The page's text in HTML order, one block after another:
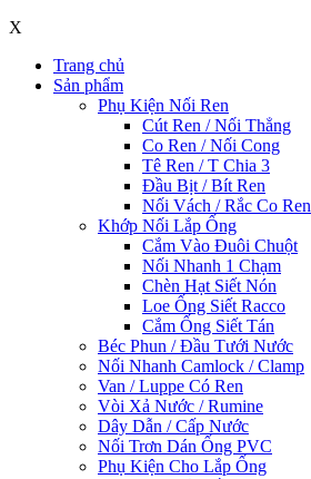
X
Trang chủ
Sản phẩm
Phụ Kiện Nối Ren
Cút Ren / Nối Thẳng
Co Ren / Nối Cong
Tê Ren / T Chia 3
Đầu Bịt / Bít Ren
Nối Vách / Rắc Co Ren
Khớp Nối Lắp Ống
Cắm Vào Đuôi Chuột
Nối Nhanh 1 Chạm
Chèn Hạt Siết Nón
Loe Ống Siết Racco
Cắm Ống Siết Tán
Béc Phun / Đầu Tưới Nước
Nối Nhanh Camlock / Clamp
Van / Luppe Có Ren
Vòi Xả Nước / Rumine
Dây Dẫn / Cấp Nước
Nối Trơn Dán Ống PVC
Phụ Kiện Cho Lắp Ống